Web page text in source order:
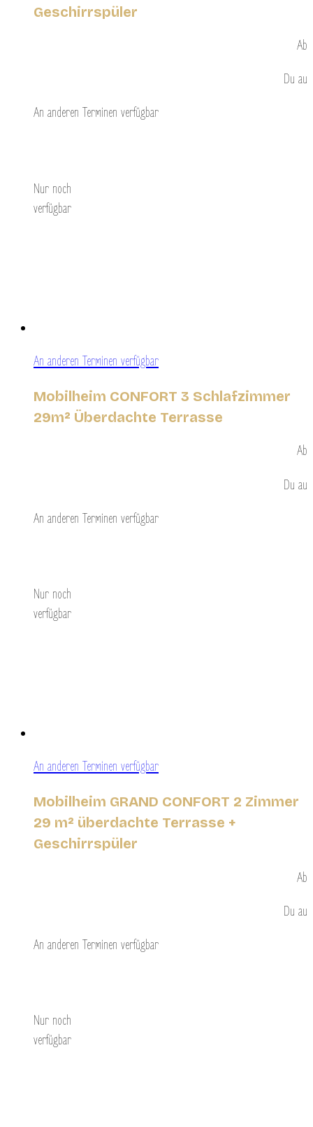
Geschirrspüler
Ab
Du au
An anderen Terminen verfügbar
Nur noch
verfügbar
An anderen Terminen verfügbar
Mobilheim CONFORT 3 Schlafzimmer
29m² Überdachte Terrasse
Ab
Du au
An anderen Terminen verfügbar
Nur noch
verfügbar
An anderen Terminen verfügbar
Mobilheim GRAND CONFORT 2 Zimmer
29 m² überdachte Terrasse +
Geschirrspüler
Ab
Du au
An anderen Terminen verfügbar
Nur noch
verfügbar